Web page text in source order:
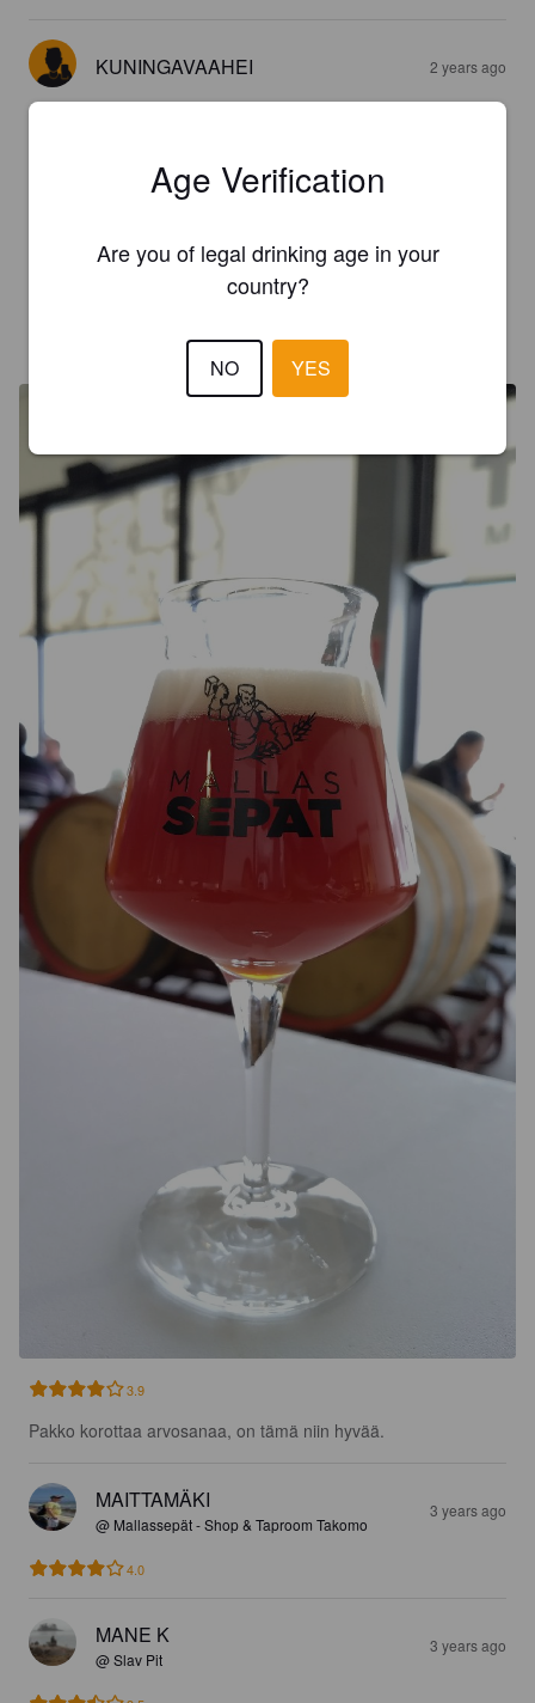
KUNINGAVAAHEI 2 years ago
MANDARIINI
3.6
@ Mallassepät - Shop & Taproom Takomo
3.9
Pakko korottaa arvosanaa, on tämä niin hyvää.
MAITTAMÄKI
@ Mallassepät - Shop & Taproom Takomo
3 years ago
4.0
MANE K
@ Slav Pit
3 years ago
Age Verification
Are you of legal drinking age in your
country?
NO YES